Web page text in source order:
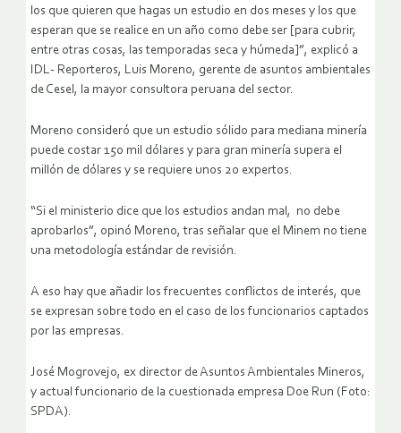
los que quieren que hagas un estudio en dos meses y los que
esperan que se realice en un año como debe ser [para cubrir,
entre otras cosas, las temporadas seca y húmeda]”, explicó a
IDL- Reporteros, Luis Moreno, gerente de asuntos ambientales
de Cesel, la mayor consultora peruana del sector.
Moreno consideró que un estudio sólido para mediana minería
puede costar 150 mil dólares y para gran minería supera el
millón de dólares y se requiere unos 20 expertos.
“Si el ministerio dice que los estudios andan mal, no debe
aprobarlos”, opinó Moreno, tras señalar que el Minem no tiene
una metodología estándar de revisión.
A eso hay que añadir los frecuentes conflictos de interés, que
se expresan sobre todo en el caso de los funcionarios captados
por las empresas.
José Mogrovejo, ex director de Asuntos Ambientales Mineros,
y actual funcionario de la cuestionada empresa Doe Run (Foto:
SPDA).